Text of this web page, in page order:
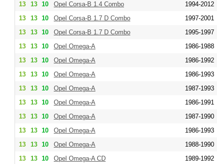
13
13 10 Opel Corsa-B 1.4 Combo
1994-2012
13
13 10 Opel Corsa-B 1.7 D Combo
1997-2001
13
13 10 Opel Corsa-B 1.7 D Combo
1995-1997
13
13 10 Opel Omega-A
1986-1988
13
13 10 Opel Omega-A
1986-1992
13
13 10 Opel Omega-A
1986-1993
13
13 10 Opel Omega-A
1987-1993
13
13 10 Opel Omega-A
1986-1991
13
13 10 Opel Omega-A
1987-1990
13
13 10 Opel Omega-A
1986-1993
13
13 10 Opel Omega-A
1988-1990
13
13 10 Opel Omega-A CD
1989-1992